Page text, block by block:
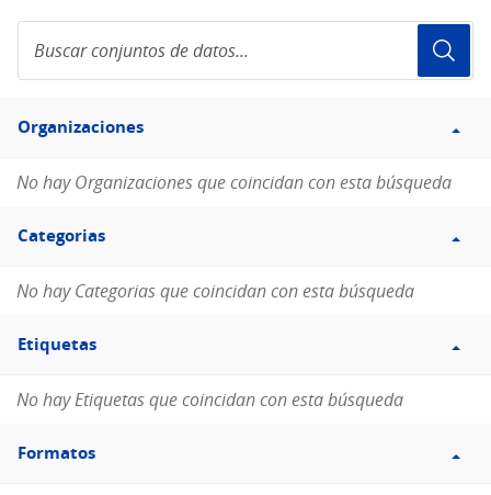
conjuntos
de
Filtro
Organizaciones
Organizaciones
No hay Organizaciones que coincidan con esta búsqueda
Filtro
Categorias
Categorias
No hay Categorias que coincidan con esta búsqueda
Filtro
Etiquetas
Etiquetas
No hay Etiquetas que coincidan con esta búsqueda
Filtro
Formatos
Formatos